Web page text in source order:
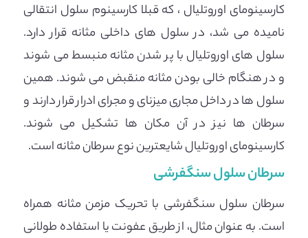
کارسینومای اوروتلیال ، که قبلا کارسینوم سلول انتقالی
نامیده می شد، در سلول های داخلی مثانه قرار دارد.
سلول های اوروتلیال با پر شدن مثانه منبسط می شوند
و در هنگام خالی بودن مثانه منقبض می شوند. همین
سلول ها در داخل مجاری میزنای و مجرای ادرار قرار دارند و
سرطان ها نیز در آن مکان ها تشکیل می شوند.
کارسینومای اوروتلیال شایعترین نوع سرطان مثانه است.
سرطان سلول سنگفرشی
سرطان سلول سنگفرشی با تحریک مزمن مثانه همراه
است. به عنوان مثال، از طریق عفونت یا استفاده طولانی